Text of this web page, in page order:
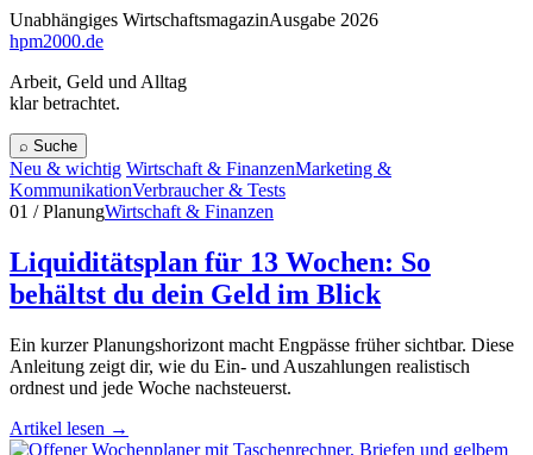
Unabhängiges WirtschaftsmagazinAusgabe 2026
hpm2000.de
Arbeit, Geld und Alltag
klar betrachtet.
⌕ Suche
Neu & wichtig Wirtschaft & FinanzenMarketing &
KommunikationVerbraucher & Tests
01 / PlanungWirtschaft & Finanzen
Liquiditätsplan für 13 Wochen: So
behältst du dein Geld im Blick
Ein kurzer Planungshorizont macht Engpässe früher sichtbar. Diese
Anleitung zeigt dir, wie du Ein- und Auszahlungen realistisch
ordnest und jede Woche nachsteuerst.
Artikel lesen →